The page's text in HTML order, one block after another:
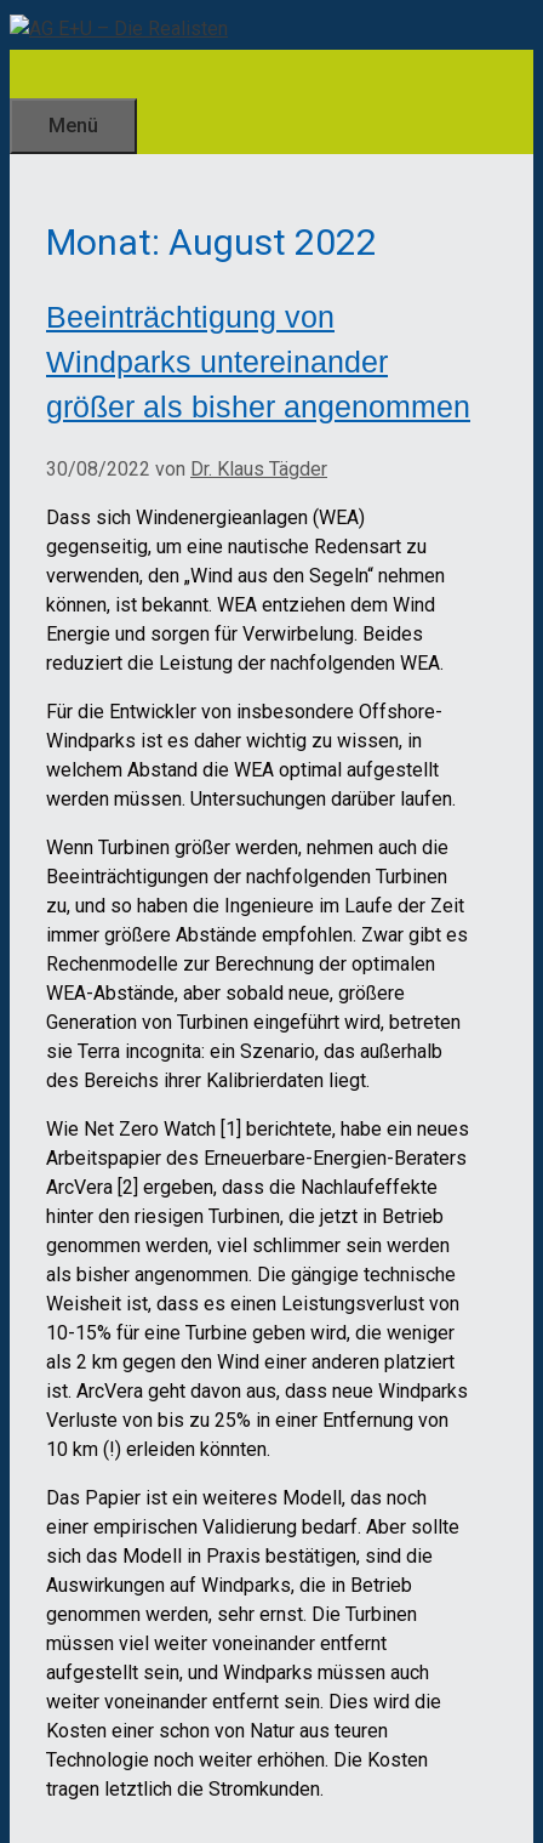
Zum
Inhalt
Menü
Monat: August 2022
Beeinträchtigung von
Windparks untereinander
größer als bisher angenommen
30/08/2022 von Dr. Klaus Tägder
Dass sich Windenergieanlagen (WEA)
gegenseitig, um eine nautische Redensart zu
verwenden, den „Wind aus den Segeln“ nehmen
können, ist bekannt. WEA entziehen dem Wind
Energie und sorgen für Verwirbelung. Beides
reduziert die Leistung der nachfolgenden WEA.
Für die Entwickler von insbesondere Offshore-
Windparks ist es daher wichtig zu wissen, in
welchem Abstand die WEA optimal aufgestellt
werden müssen. Untersuchungen darüber laufen.
Wenn Turbinen größer werden, nehmen auch die
Beeinträchtigungen der nachfolgenden Turbinen
zu, und so haben die Ingenieure im Laufe der Zeit
immer größere Abstände empfohlen. Zwar gibt es
Rechenmodelle zur Berechnung der optimalen
WEA-Abstände, aber sobald neue, größere
Generation von Turbinen eingeführt wird, betreten
sie Terra incognita: ein Szenario, das außerhalb
des Bereichs ihrer Kalibrierdaten liegt.
Wie Net Zero Watch [1] berichtete, habe ein neues
Arbeitspapier des Erneuerbare-Energien-Beraters
ArcVera [2] ergeben, dass die Nachlaufeffekte
hinter den riesigen Turbinen, die jetzt in Betrieb
genommen werden, viel schlimmer sein werden
als bisher angenommen. Die gängige technische
Weisheit ist, dass es einen Leistungsverlust von
10-15% für eine Turbine geben wird, die weniger
als 2 km gegen den Wind einer anderen platziert
ist. ArcVera geht davon aus, dass neue Windparks
Verluste von bis zu 25% in einer Entfernung von
10 km (!) erleiden könnten.
Das Papier ist ein weiteres Modell, das noch
einer empirischen Validierung bedarf. Aber sollte
sich das Modell in Praxis bestätigen, sind die
Auswirkungen auf Windparks, die in Betrieb
genommen werden, sehr ernst. Die Turbinen
müssen viel weiter voneinander entfernt
aufgestellt sein, und Windparks müssen auch
weiter voneinander entfernt sein. Dies wird die
Kosten einer schon von Natur aus teuren
Technologie noch weiter erhöhen. Die Kosten
tragen letztlich die Stromkunden.